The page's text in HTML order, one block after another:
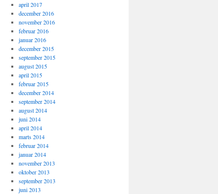
april 2017
december 2016
november 2016
februar 2016
januar 2016
december 2015
september 2015
august 2015
april 2015
februar 2015
december 2014
september 2014
august 2014
juni 2014
april 2014
marts 2014
februar 2014
januar 2014
november 2013
oktober 2013
september 2013
juni 2013